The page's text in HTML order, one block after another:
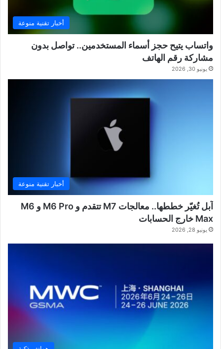
أخبار تقنية منوعة
واتساب يتيح حجز أسماء المستخدمين.. تواصل بدون
مشاركة رقم الهاتف
يونيو 30, 2026
أخبار تقنية منوعة
آبل تُغيّر خططها.. معالجات M7 تتقدم و M6 Pro و M6
Max خارج الحسابات
يونيو 28, 2026